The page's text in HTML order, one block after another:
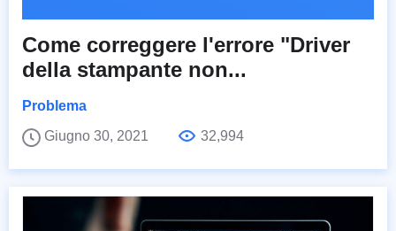
Come correggere l'errore "Driver
della stampante non...
Problema
Giugno 30, 2021
32,994